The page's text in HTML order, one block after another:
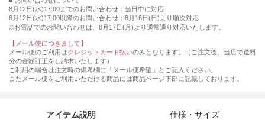
8月12日(水)17:00までのお問い合わせ：当日中に対応
8月12日(水)17:00以降のお問い合わせ：8月16日(日)より順次対応
※お電話でのお問い合わせは、8月17日(月)より通常通り対応いたします。
【メール便につきまして】
メール便のご利用はクレジットカード払いのみとなります。（ご注文後、当店で送料
分の金額訂正をし請求いたします）
ご利用の場合は注文時の備考欄に「メール便希望」とご記入ください。
またメール便をご利用いただける商品には商品ページ下部に記載しております。
アイテム説明 仕様・サイズ